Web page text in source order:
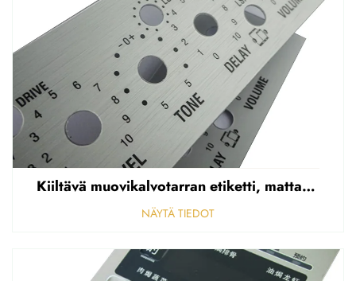
Kiiltävä muovikalvotarran etiketti, mattapintainen etupaneelin tarran etiketti, korostettu polycarbonaattipäällys
NÄYTÄ TIEDOT